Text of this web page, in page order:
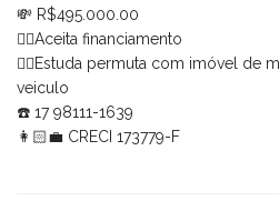
💸 R$495.000.00
👉🏻Aceita financiamento
👉🏻Estuda permuta com imóvel de
veiculo
☎️ 17 98111-1639
👩🏻‍💼 CRECI 173779-F